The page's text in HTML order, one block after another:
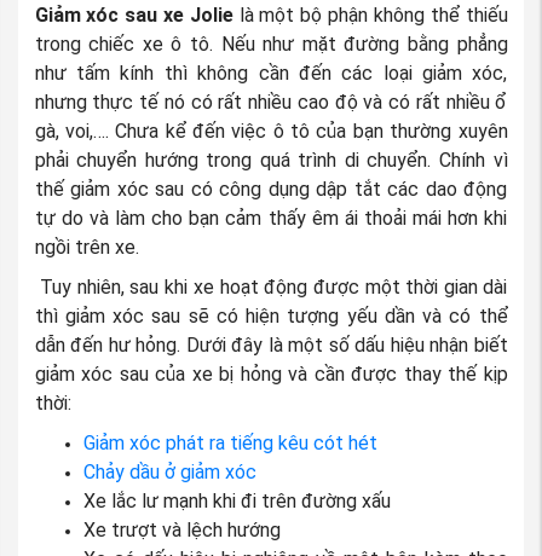
Giảm xóc sau xe Jolie là một bộ phận không thể thiếu
trong chiếc xe ô tô. Nếu như mặt đường bằng phẳng
như tấm kính thì không cần đến các loại giảm xóc,
nhưng thực tế nó có rất nhiều cao độ và có rất nhiều ổ
gà, voi,…. Chưa kể đến việc ô tô của bạn thường xuyên
phải chuyển hướng trong quá trình di chuyển. Chính vì
thế giảm xóc sau có công dụng dập tắt các dao động
tự do và làm cho bạn cảm thấy êm ái thoải mái hơn khi
ngồi trên xe.
Tuy nhiên, sau khi xe hoạt động được một thời gian dài
thì giảm xóc sau sẽ có hiện tượng yếu dần và có thể
dẫn đến hư hỏng. Dưới đây là một số dấu hiệu nhận biết
giảm xóc sau của xe bị hỏng và cần được thay thế kịp
thời:
Giảm xóc phát ra tiếng kêu cót hét
Chảy dầu ở giảm xóc
Xe lắc lư mạnh khi đi trên đường xấu
Xe trượt và lệch hướng